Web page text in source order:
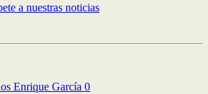
a nuestras noticias
Enrique García 0